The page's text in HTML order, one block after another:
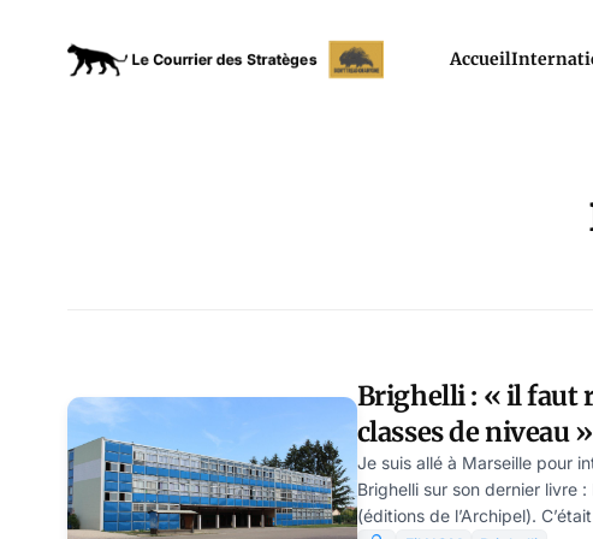
Accueil
Brighelli : « il faut
classes de niveau »
Je suis allé à Marseille pour
Brighelli sur son dernier livre :
(éditions de l’Archipel).